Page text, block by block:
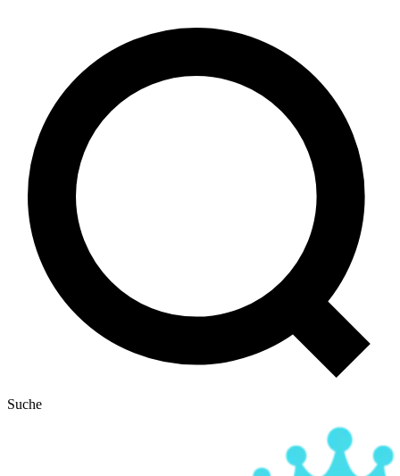
Suche